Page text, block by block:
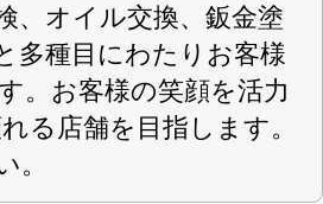
・全般
ック
ィーパック
の他キャッシュレス決